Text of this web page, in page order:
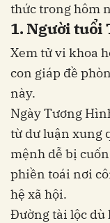
thức trong hôm
1. Người tuổi
Xem tử vi khoa
con giáp đề
này.
Ngày Tương
từ dư luận xung
mệnh dễ bị
phiền toái nơi
hệ xã hội.
Đường tài lộc dù